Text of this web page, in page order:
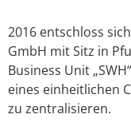
2016 entschloss
GmbH mit Sitz in
Business Unit
eines einheitlichen
zu zentralisieren.